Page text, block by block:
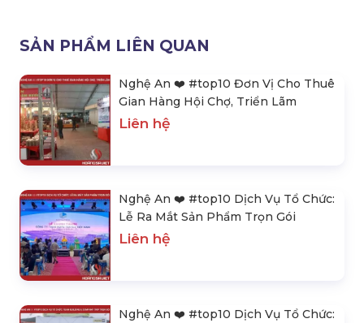
SẢN PHẨM LIÊN QUAN
Nghệ An ❤️️ #top10 Đơn Vị Cho Thuê
Gian Hàng Hội Chợ, Triển Lãm
Liên hệ
Nghệ An ❤️️ #top10 Dịch Vụ Tổ Chức:
Lễ Ra Mắt Sản Phẩm Trọn Gói
Liên hệ
Nghệ An ❤️️ #top10 Dịch Vụ Tổ Chức: